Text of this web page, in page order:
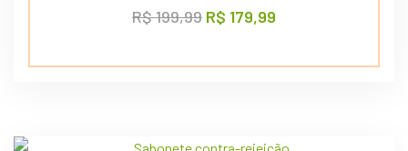
R$199,99 R$ 179,99